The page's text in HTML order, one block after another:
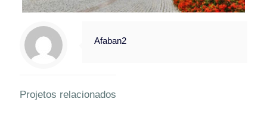
Afaban2
Projetos relacionados